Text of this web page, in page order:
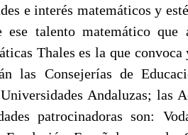
e interés matemáticos y
talento matemático que
Thales es la que convoca
las Consejerías de
Andaluzas; las
patrocinadoras son: